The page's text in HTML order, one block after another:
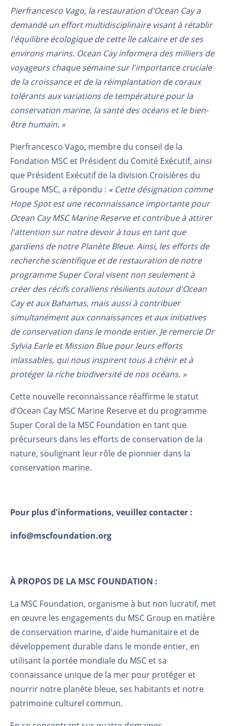
Pierfrancesco Vago, la restauration d'Ocean Cay a
demandé un effort multidisciplinaire visant à rétablir
l'équilibre écologique de cette île calcaire et de ses
environs marins. Ocean Cay informera des milliers de
voyageurs chaque semaine sur l'importance cruciale
de la croissance et de la réimplantation de coraux
tolérants aux variations de température pour la
conservation marine, la santé des océans et le bien-
être humain. »
Pierfrancesco Vago, membre du conseil de la
Fondation MSC et Président du Comité Exécutif, ainsi
que Président Exécutif de la division Croisières du
Groupe MSC, a répondu : « Cette désignation comme
Hope Spot est une reconnaissance importante pour
Ocean Cay MSC Marine Reserve et contribue à attirer
l'attention sur notre devoir à tous en tant que
gardiens de notre Planète Bleue. Ainsi, les efforts de
recherche scientifique et de restauration de notre
programme Super Coral visent non seulement à
créer des récifs coralliens résilients autour d'Ocean
Cay et aux Bahamas, mais aussi à contribuer
simultanément aux connaissances et aux initiatives
de conservation dans le monde entier. Je remercie Dr
Sylvia Earle et Mission Blue pour leurs efforts
inlassables, qui nous inspirent tous à chérir et à
protéger la riche biodiversité de nos océans. »
Cette nouvelle reconnaissance réaffirme le statut
d’Ocean Cay MSC Marine Reserve et du programme
Super Coral de la MSC Foundation en tant que
précurseurs dans les efforts de conservation de la
nature, soulignant leur rôle de pionnier dans la
conservation marine.
Pour plus d'informations, veuillez contacter :
info@mscfoundation.org
À PROPOS DE LA MSC FOUNDATION :
La MSC Foundation, organisme à but non lucratif, met
en œuvre les engagements du MSC Group en matière
de conservation marine, d'aide humanitaire et de
développement durable dans le monde entier, en
utilisant la portée mondiale du MSC et sa
connaissance unique de la mer pour protéger et
nourrir notre planète bleue, ses habitants et notre
patrimoine culturel commun.